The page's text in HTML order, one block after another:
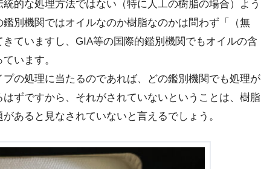
的な処理方法ではない（特に人工の樹脂の場合）よう
別機関ではオイルなのか樹脂なのかは問わず「（無
ていますし、GIA等の国際的鑑別機関でもオイルの含
います。
の処理に当たるのであれば、どの鑑別機関でも処理が
ずですから、それがされていないということは、樹脂
あると見なされていないと言えるでしょう。